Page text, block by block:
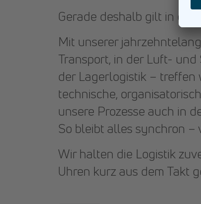
Gerade deshalb gilt in der
Mit unserer
Transport, in der Luft-
der Lagerlogistik – treffen
technische,
unsere Prozesse auch in
So bleibt alles synchron –
Wir halten die Logistik
Uhren kurz aus dem Takt